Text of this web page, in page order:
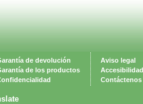
de devolución
de los productos
Aviso legal
Accesibilidad
Contáctenos